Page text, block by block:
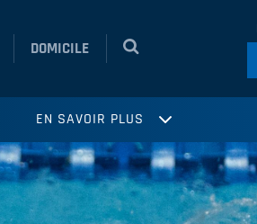
DOMICILE
EN SAVOIR PLUS